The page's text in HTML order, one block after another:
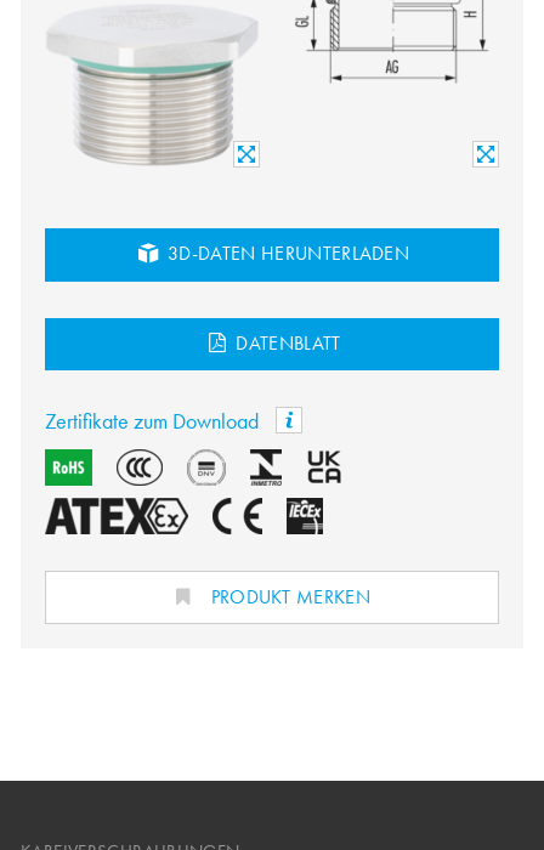
3D-DATEN HERUNTERLADEN
DATENBLATT
Zertifikate zum Download
PRODUKT MERKEN